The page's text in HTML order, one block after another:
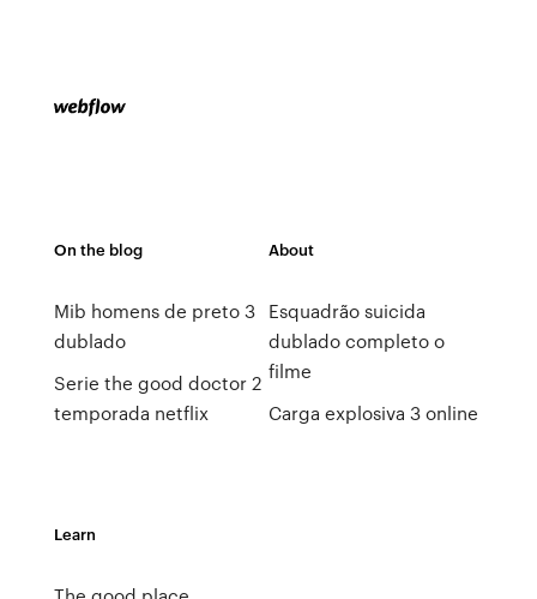
On the blog
Mib homens de preto 3
dublado
Serie the good doctor 2
temporada netflix
About
Esquadrão suicida
dublado completo o
filme
Carga explosiva 3 online
Learn